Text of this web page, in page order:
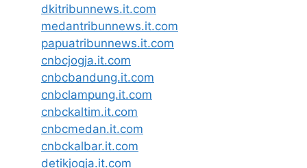
dkitribunnews.it.com
medantribunnews.it.com
papuatribunnews.it.com
cnbcjogja.it.com
cnbcbandung.it.com
cnbclampung.it.com
cnbckaltim.it.com
cnbcmedan.it.com
cnbckalbar.it.com
detikjogja.it.com